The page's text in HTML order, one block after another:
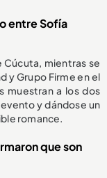
entre Sofía
Cúcuta, mientras se
y Grupo Firme en el
muestran a los dos
y dándose un
romance.
que son